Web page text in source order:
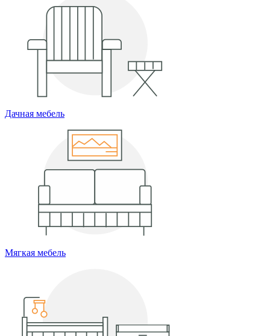
Дачная мебель
Мягкая мебель